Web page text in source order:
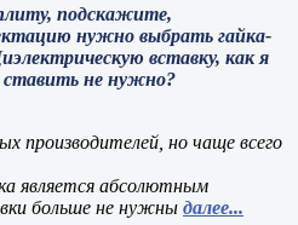
подскажите,
нужно выбрать гайка-
вставку, как я
ставить не нужно?
производителей, но чаще всего
является абсолютным
больше не нужны далее...